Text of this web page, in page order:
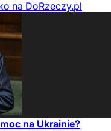
na DoRzeczy.pl
na Ukrainie?